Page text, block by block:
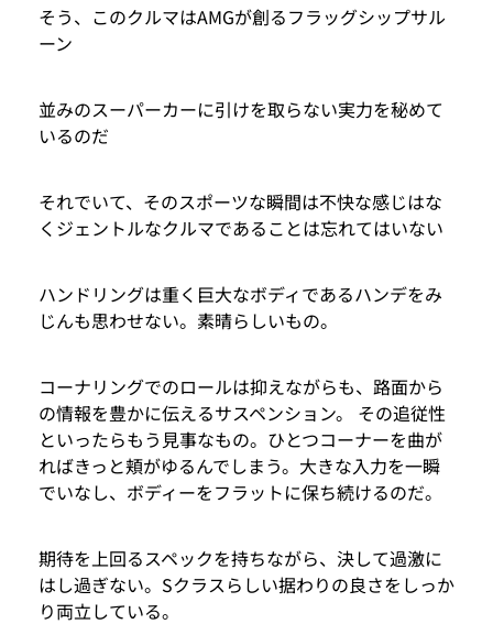
そう、このクルマはAMGが創るフラッグシップサル
ーン
並みのスーパーカーに引けを取らない実力を秘めて
いるのだ
それでいて、そのスポーツな瞬間は不快な感じはな
くジェントルなクルマであることは忘れてはいない
ハンドリングは重く巨大なボディであるハンデをみ
じんも思わせない。素晴らしいもの。
コーナリングでのロールは抑えながらも、路面から
の情報を豊かに伝えるサスペンション。 その追従性
といったらもう見事なもの。ひとつコーナーを曲が
ればきっと頬がゆるんでしまう。大きな入力を一瞬
でいなし、ボディーをフラットに保ち続けるのだ。
期待を上回るスペックを持ちながら、決して過激に
はし過ぎない。Sクラスらしい据わりの良さをしっか
り両立している。